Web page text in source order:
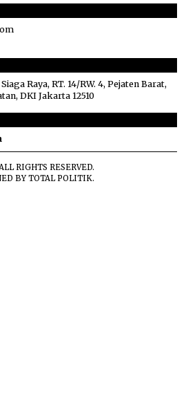
Raya, RT. 14/RW. 4, Pejaten Barat,
DKI Jakarta 12510
RIGHTS RESERVED.
BYTOTAL POLITIK.